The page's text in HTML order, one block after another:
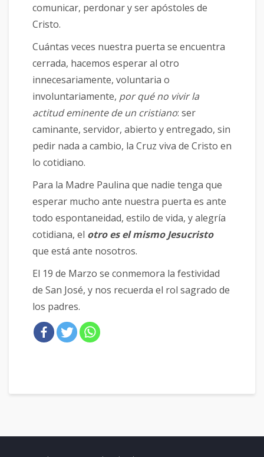
comunicar, perdonar y ser apóstoles de
Cristo.
Cuántas veces nuestra puerta se encuentra
cerrada, hacemos esperar al otro
innecesariamente, voluntaria o
involuntariamente, por qué no vivir la
actitud eminente de un cristiano: ser
caminante, servidor, abierto y entregado, sin
pedir nada a cambio, la Cruz viva de Cristo en
lo cotidiano.
Para la Madre Paulina que nadie tenga que
esperar mucho ante nuestra puerta es ante
todo espontaneidad, estilo de vida, y alegría
cotidiana, el otro es el mismo Jesucristo
que está ante nosotros.
El 19 de Marzo se conmemora la festividad
de San José, y nos recuerda el rol sagrado de
los padres.